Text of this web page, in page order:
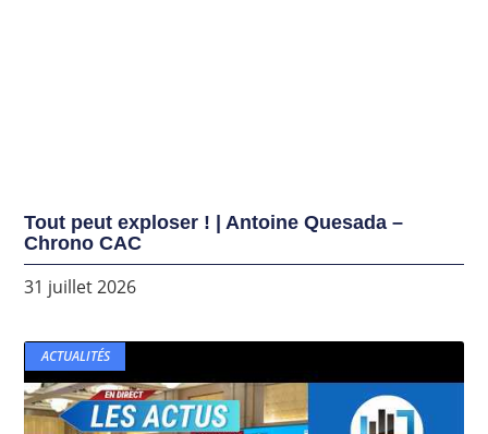
Tout peut exploser ! | Antoine Quesada –
Chrono CAC
31 juillet 2026
ACTUALITÉS